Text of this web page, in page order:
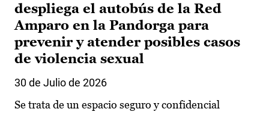
despliega el autobús de la Red
Amparo en la Pandorga para
prevenir y atender posibles casos
de violencia sexual
30 de Julio de 2026
Se trata de un espacio seguro y confidencial